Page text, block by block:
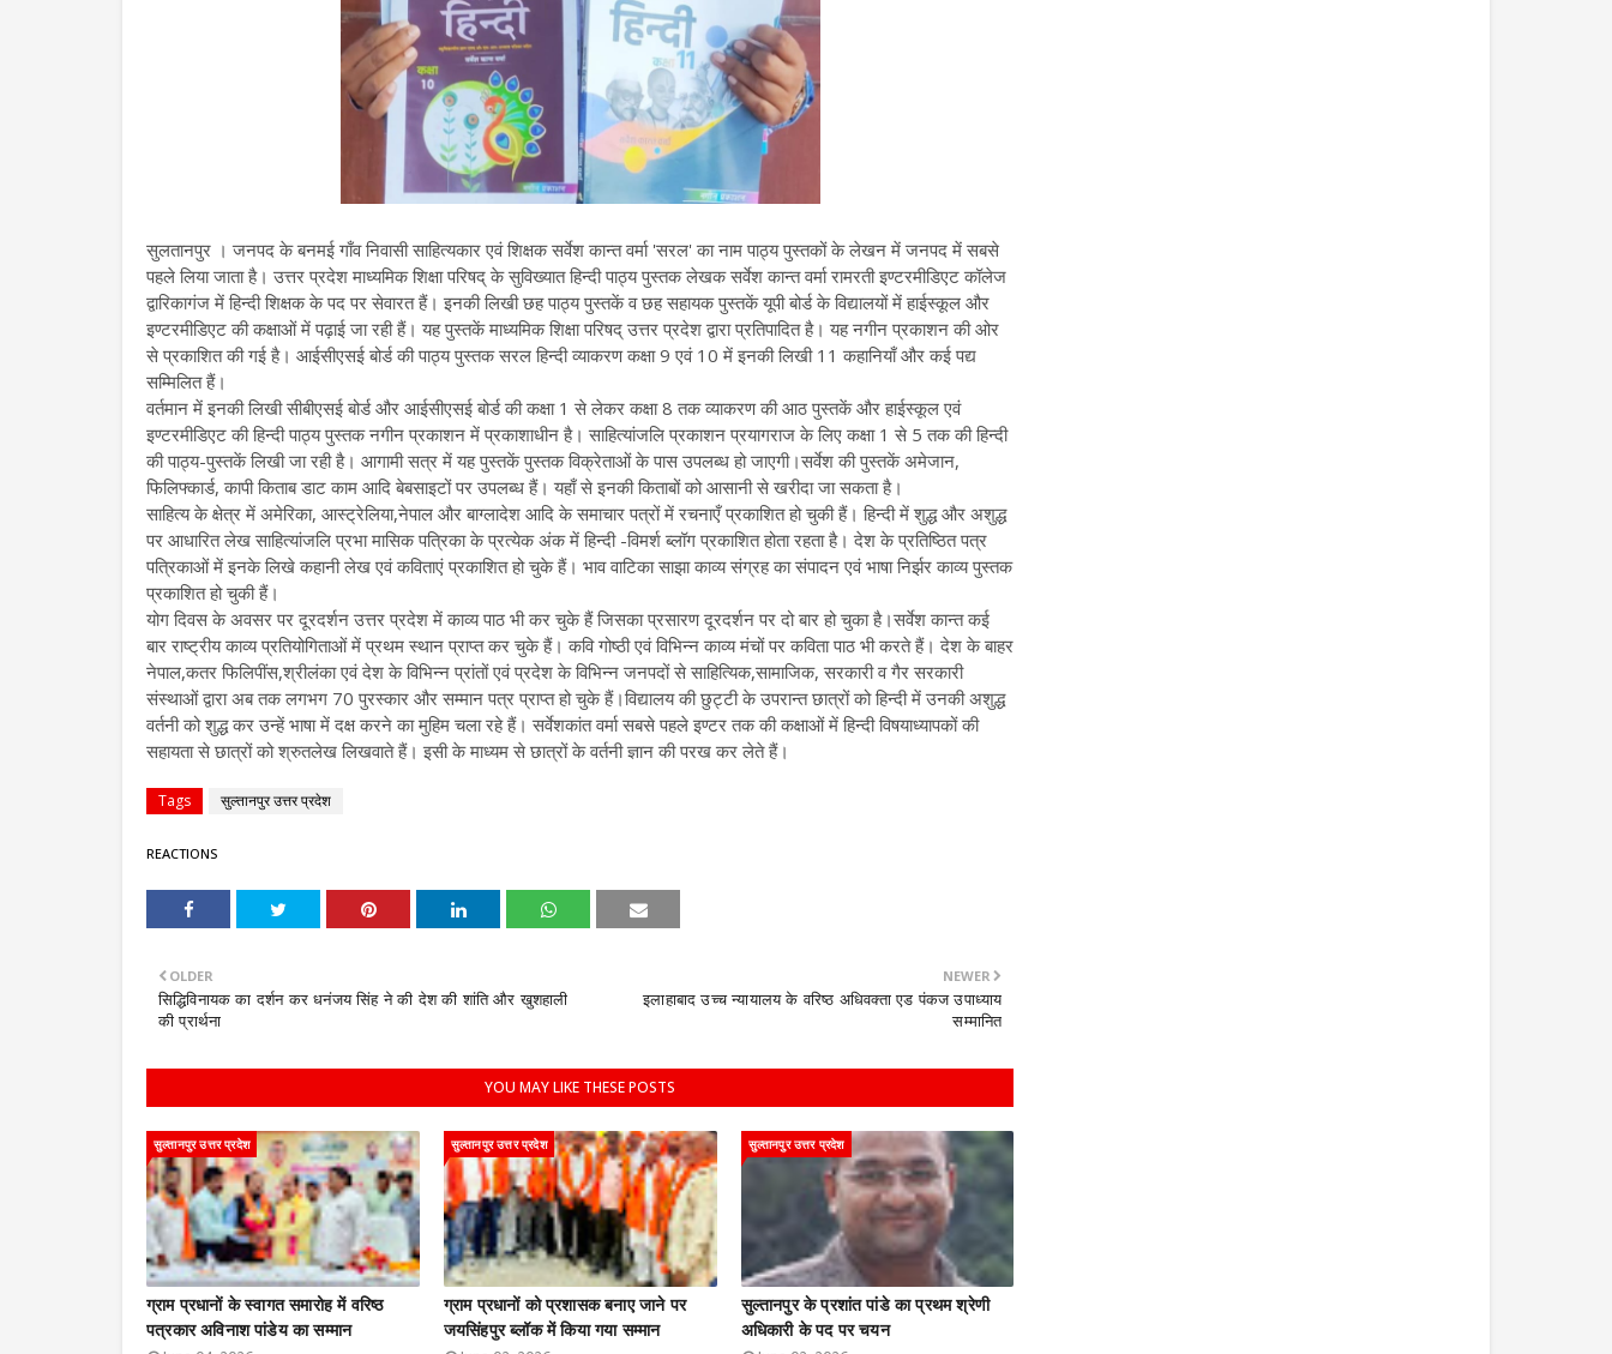
सुलतानपुर । जनपद के बनमई गाँव निवासी साहित्यकार एवं शिक्षक सर्वेश कान्त वर्मा 'सरल' का नाम पाठ्य पुस्तकों के लेखन में जनपद में सबसे
पहले लिया जाता है। उत्तर प्रदेश माध्यमिक शिक्षा परिषद् के सुविख्यात हिन्दी पाठ्य पुस्तक लेखक सर्वेश कान्त वर्मा रामरती इण्टरमीडिएट कॉलेज
द्वारिकागंज में हिन्दी शिक्षक के पद पर सेवारत हैं। इनकी लिखी छह पाठ्य पुस्तकें व छह सहायक पुस्तकें यूपी बोर्ड के विद्यालयों में हाईस्कूल और
इण्टरमीडिएट की कक्षाओं में पढ़ाई जा रही हैं। यह पुस्तकें माध्यमिक शिक्षा परिषद् उत्तर प्रदेश द्वारा प्रतिपादित है। यह नगीन प्रकाशन की ओर
से प्रकाशित की गई है। आईसीएसई बोर्ड की पाठ्य पुस्तक सरल हिन्दी व्याकरण कक्षा 9 एवं 10 में इनकी लिखी 11 कहानियाँ और कई पद्य
सम्मिलित हैं।
वर्तमान में इनकी लिखी सीबीएसई बोर्ड और आईसीएसई बोर्ड की कक्षा 1 से लेकर कक्षा 8 तक व्याकरण की आठ पुस्तकें और हाईस्कूल एवं
इण्टरमीडिएट की हिन्दी पाठ्य पुस्तक नगीन प्रकाशन में प्रकाशाधीन है। साहित्यांजलि प्रकाशन प्रयागराज के लिए कक्षा 1 से 5 तक की हिन्दी
की पाठ्य-पुस्तकें लिखी जा रही है। आगामी सत्र में यह पुस्तकें पुस्तक विक्रेताओं के पास उपलब्ध हो जाएगी।सर्वेश की पुस्तकें अमेजान,
फिलिफ्कार्ड, कापी किताब डाट काम आदि बेबसाइटों पर उपलब्ध हैं। यहाँ से इनकी किताबों को आसानी से खरीदा जा सकता है।
साहित्य के क्षेत्र में अमेरिका, आस्ट्रेलिया,नेपाल और बाग्लादेश आदि के समाचार पत्रों में रचनाएँ प्रकाशित हो चुकी हैं। हिन्दी में शुद्ध और अशुद्ध
पर आधारित लेख साहित्यांजलि प्रभा मासिक पत्रिका के प्रत्येक अंक में हिन्दी -विमर्श ब्लॉग प्रकाशित होता रहता है। देश के प्रतिष्ठित पत्र
पत्रिकाओं में इनके लिखे कहानी लेख एवं कविताएं प्रकाशित हो चुके हैं। भाव वाटिका साझा काव्य संग्रह का संपादन एवं भाषा निर्झर काव्य पुस्तक
प्रकाशित हो चुकी हैं।
योग दिवस के अवसर पर दूरदर्शन उत्तर प्रदेश में काव्य पाठ भी कर चुके हैं जिसका प्रसारण दूरदर्शन पर दो बार हो चुका है।सर्वेश कान्त कई
बार राष्ट्रीय काव्य प्रतियोगिताओं में प्रथम स्थान प्राप्त कर चुके हैं। कवि गोष्ठी एवं विभिन्न काव्य मंचों पर कविता पाठ भी करते हैं। देश के बाहर
नेपाल,कतर फिलिपींस,श्रीलंका एवं देश के विभिन्न प्रांतों एवं प्रदेश के विभिन्न जनपदों से साहित्यिक,सामाजिक, सरकारी व गैर सरकारी
संस्थाओं द्वारा अब तक लगभग 70 पुरस्कार और सम्मान पत्र प्राप्त हो चुके हैं।विद्यालय की छुट्टी के उपरान्त छात्रों को हिन्दी में उनकी अशुद्ध
वर्तनी को शुद्ध कर उन्हें भाषा में दक्ष करने का मुहिम चला रहे हैं। सर्वेशकांत वर्मा सबसे पहले इण्टर तक की कक्षाओं में हिन्दी विषयाध्यापकों की
सहायता से छात्रों को श्रुतलेख लिखवाते हैं। इसी के माध्यम से छात्रों के वर्तनी ज्ञान की परख कर लेते हैं।
Tags सुल्तानपुर उत्तर प्रदेश
REACTIONS
NEWER
इलाहाबाद उच्च न्यायालय के वरिष्ठ अधिवक्ता एड पंकज उपाध्याय
सम्मानित
OLDER
सिद्धिविनायक का दर्शन कर धनंजय सिंह ने की देश की शांति और खुशहाली
की प्रार्थना
YOU MAY LIKE THESE POSTS
सुल्तानपुर उत्तर प्रदेश
ग्राम प्रधानों के स्वागत समारोह में वरिष्ठ
पत्रकार अविनाश पांडेय का सम्मान
सुल्तानपुर उत्तर प्रदेश
ग्राम प्रधानों को प्रशासक बनाए जाने पर
जयसिंहपुर ब्लॉक में किया गया सम्मान
सुल्तानपुर उत्तर प्रदेश
सुल्तानपुर के प्रशांत पांडे का प्रथम श्रेणी
अधिकारी के पद पर चयन